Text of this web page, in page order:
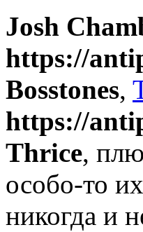
Josh
https://
Bosstones,
https://
Thrice,
особо-то
никогда и